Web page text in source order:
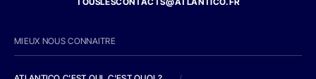
MIEUX NOUS CONNAITRE